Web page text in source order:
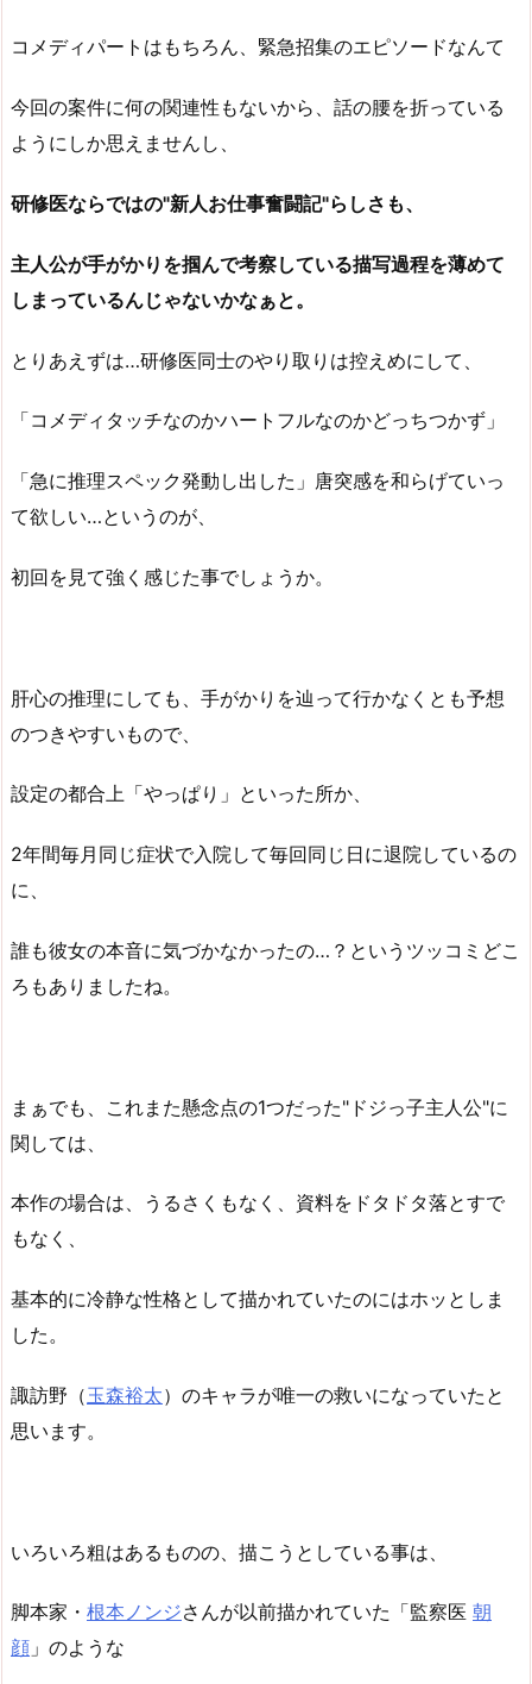
コメディパートはもちろん、緊急招集のエピソードなんて
今回の案件に何の関連性もないから、話の腰を折っている
ようにしか思えませんし、
研修医ならではの"新人お仕事奮闘記"らしさも、
主人公が手がかりを掴んで考察している描写過程を薄めて
しまっているんじゃないかなぁと。
とりあえずは…研修医同士のやり取りは控えめにして、
「コメディタッチなのかハートフルなのかどっちつかず」
「急に推理スペック発動し出した」唐突感を和らげていっ
て欲しい…というのが、
初回を見て強く感じた事でしょうか。
肝心の推理にしても、手がかりを辿って行かなくとも予想
のつきやすいもので、
設定の都合上「やっぱり」といった所か、
2年間毎月同じ症状で入院して毎回同じ日に退院しているの
に、
誰も彼女の本音に気づかなかったの…？というツッコミどこ
ろもありましたね。
まぁでも、これまた懸念点の1つだった"ドジっ子主人公"に
関しては、
本作の場合は、うるさくもなく、資料をドタドタ落とすで
もなく、
基本的に冷静な性格として描かれていたのにはホッとしま
した。
諏訪野（玉森裕太）のキャラが唯一の救いになっていたと
思います。
いろいろ粗はあるものの、描こうとしている事は、
脚本家・ 根本ノンジさんが以前描かれていた「監察医 朝
顔 」のような